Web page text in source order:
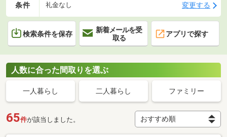
条件 礼金なし 変更する
検索条件を保存
新着メールを受
取る
アプリで探す
人数に合った間取りを選ぶ
一人暮らし 二人暮らし ファミリー
65件が該当しました。